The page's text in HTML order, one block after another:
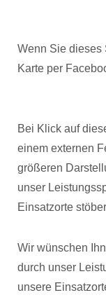
Wenn Sie dieses
Karte per
Bei Klick auf
einem externen
größeren
unser
Einsatzorte
Wir wünschen
durch unser
unsere